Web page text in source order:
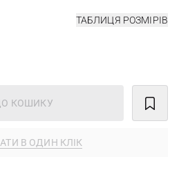
ТАБЛИЦЯ РОЗМІРІВ
КОШИКУ
В ОДИН КЛІК